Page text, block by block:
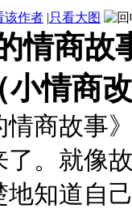
该作者 |只看大图
情商故
小情商
情商故事
。就像
知道自